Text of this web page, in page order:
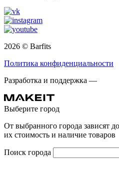
2026 © Barfits
Политика конфиденциальности
Разработка и поддержка —
Выберите город
От выбранного города зависят
их стоимость и наличие товаров
Поиск города